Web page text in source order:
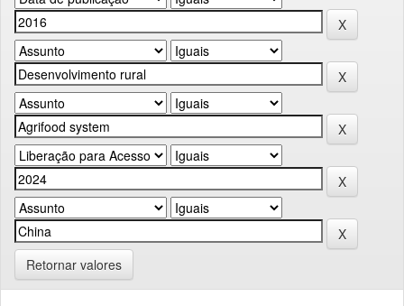
Retornar valores